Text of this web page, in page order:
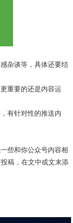
杂谈等，具体还要结
重要的还是内容运
有针对性的推送内
些和你公众号内容相
稿，在文中或文末添